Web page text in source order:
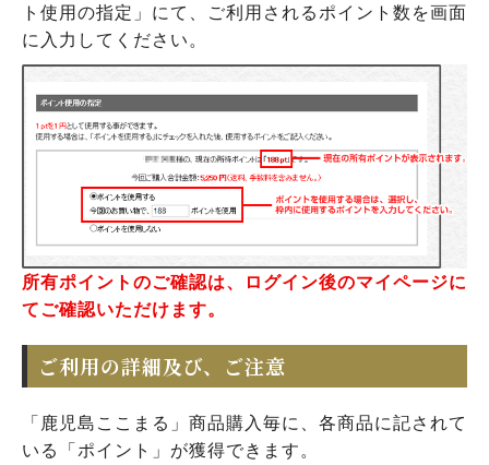
ト使用の指定」にて、ご利用されるポイント数を画面
に入力してください。
所有ポイントのご確認は、ログイン後のマイページに
てご確認いただけます。
ご利用の詳細及び、ご注意
「鹿児島ここまる」商品購入毎に、各商品に記されて
いる「ポイント」が獲得できます。